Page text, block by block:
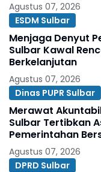
Agustus 07, 2026
ESDM Sulbar
Menjaga Denyut
Sulbar Kawal
Berkelanjutan
Agustus 07, 2026
Dinas PUPR Sulbar
Merawat
Sulbar Tertibkan
Pemerintahan
Agustus 07, 2026
DPRD Sulbar